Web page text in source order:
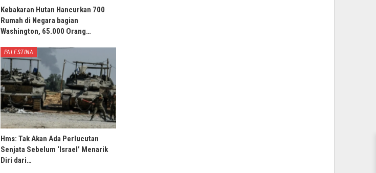
Kebakaran Hutan Hancurkan 700
Rumah di Negara bagian
Washington, 65.000 Orang…
PALESTINA
Hms: Tak Akan Ada Perlucutan
Senjata Sebelum ‘Israel’ Menarik
Diri dari…